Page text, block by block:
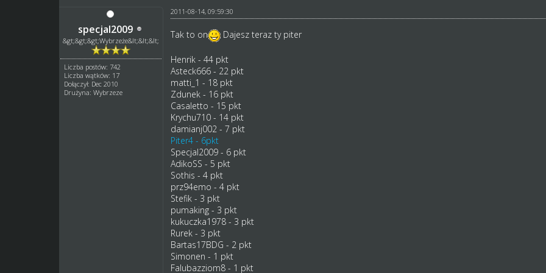
specjal2009
&gt;&gt;&gt;Wybrzeże&lt;&lt;&lt;
Liczba postów: 742
Liczba wątków: 17
Dołączył: Dec 2010
Drużyna: Wybrzeze
2011-08-14, 09:59:30
Tak to on Dajesz teraz ty piter
Henrik - 44 pkt
Asteck666 - 22 pkt
matti_1 - 18 pkt
Zdunek - 16 pkt
Casaletto - 15 pkt
Krychu710 - 14 pkt
damianj002 - 7 pkt
Piter4 - 6pkt
Specjal2009 - 6 pkt
AdikoSS - 5 pkt
Sothis - 4 pkt
prz94emo - 4 pkt
Stefik - 3 pkt
pumaking - 3 pkt
kukuczka1978 - 3 pkt
Rurek - 3 pkt
Bartas17BDG - 2 pkt
Simonen - 1 pkt
Falubazziom8 - 1 pkt